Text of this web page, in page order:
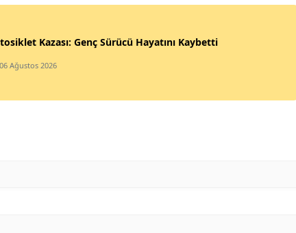
Kazası: Genç Sürücü Hayatını Kaybetti
Ağustos 2026